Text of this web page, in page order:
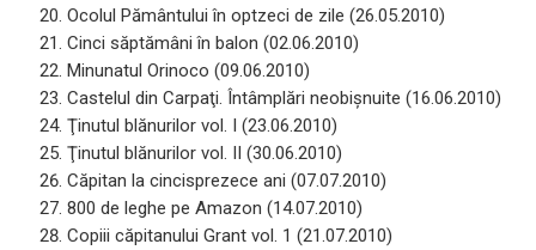
Ocolul Pământului în optzeci de zile (26.05.2010)
Cinci săptămâni în balon (02.06.2010)
Minunatul Orinoco (09.06.2010)
Castelul din Carpaţi. Întâmplări neobişnuite (16.06.2010)
Ţinutul blănurilor vol. I (23.06.2010)
Ţinutul blănurilor vol. II (30.06.2010)
Căpitan la cincisprezece ani (07.07.2010)
800 de leghe pe Amazon (14.07.2010)
Copiii căpitanului Grant vol. 1 (21.07.2010)